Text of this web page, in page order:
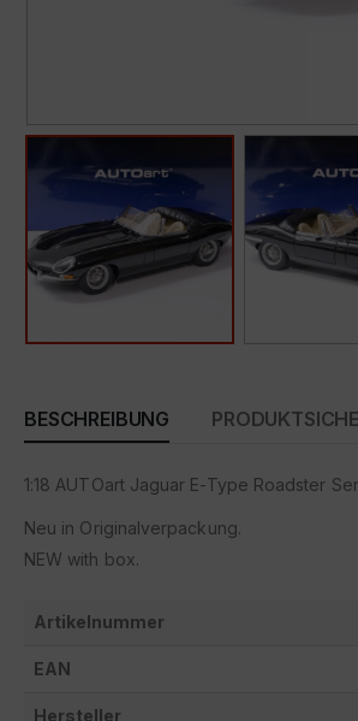
BESCHREIBUNG
1:18 AUTOart Jaguar E-Type Roadster
Neu in Originalverpackung.
NEW with box.
Artikelnummer
EAN
Hersteller